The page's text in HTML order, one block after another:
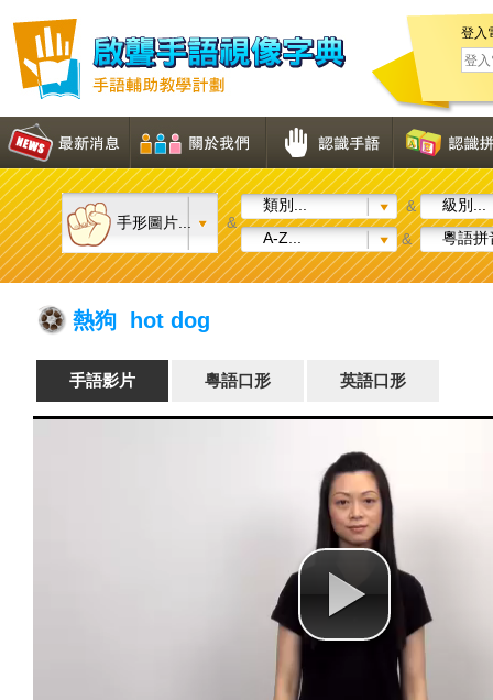
登入
手形圖片... &
類別... &
級別...
A-Z...
& 粵語拼
熱狗 hot dog
手語影片 粵語口形 英語口形